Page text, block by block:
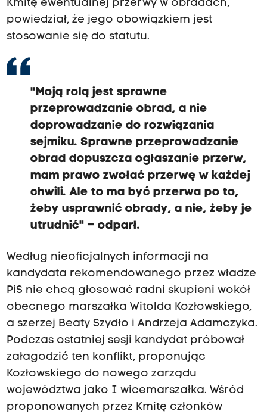
Kmitę ewentualnej przerwy w obradach,
powiedział, że jego obowiązkiem jest
stosowanie się do statutu.
"Moją rolą jest sprawne
przeprowadzanie obrad, a nie
doprowadzanie do rozwiązania
sejmiku. Sprawne przeprowadzanie
obrad dopuszcza ogłaszanie przerw,
mam prawo zwołać przerwę w każdej
chwili. Ale to ma być przerwa po to,
żeby usprawnić obrady, a nie, żeby je
utrudnić" – odparł.
Według nieoficjalnych informacji na
kandydata rekomendowanego przez władze
PiS nie chcą głosować radni skupieni wokół
obecnego marszałka Witolda Kozłowskiego,
a szerzej Beaty Szydło i Andrzeja Adamczyka.
Podczas ostatniej sesji kandydat próbował
załagodzić ten konflikt, proponując
Kozłowskiego do nowego zarządu
województwa jako I wicemarszałka. Wśród
proponowanych przez Kmitę członków